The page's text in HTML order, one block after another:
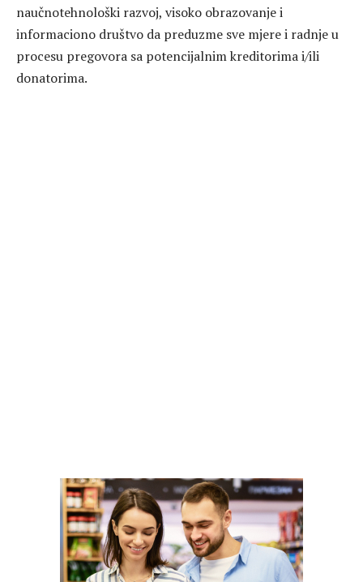
naučnotehnološki razvoj, visoko obrazovanje i
informaciono društvo da preduzme sve mjere i radnje u
procesu pregovora sa potencijalnim kreditorima i/ili
donatorima.